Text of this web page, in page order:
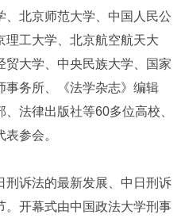
北京师范大学、中国人民公
理工大学、北京航空航天大
大学、中央民族大学、国家
事务所、《法学杂志》编辑
法律出版社等60多位高校、
参会。
诉法的最新发展、中日刑诉
。开幕式由中国政法大学刑事